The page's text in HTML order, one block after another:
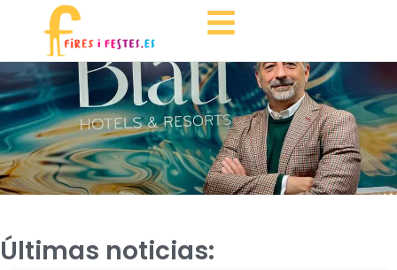
Últimas noticias: